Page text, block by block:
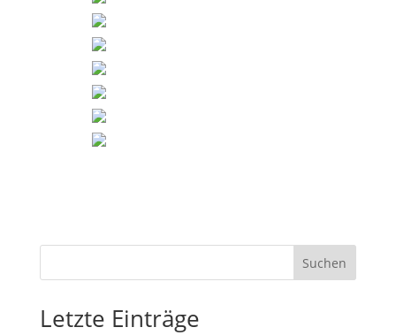
Suchen
Letzte Einträge